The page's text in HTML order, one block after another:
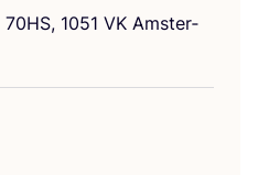
70HS, 1051 VK Amster­